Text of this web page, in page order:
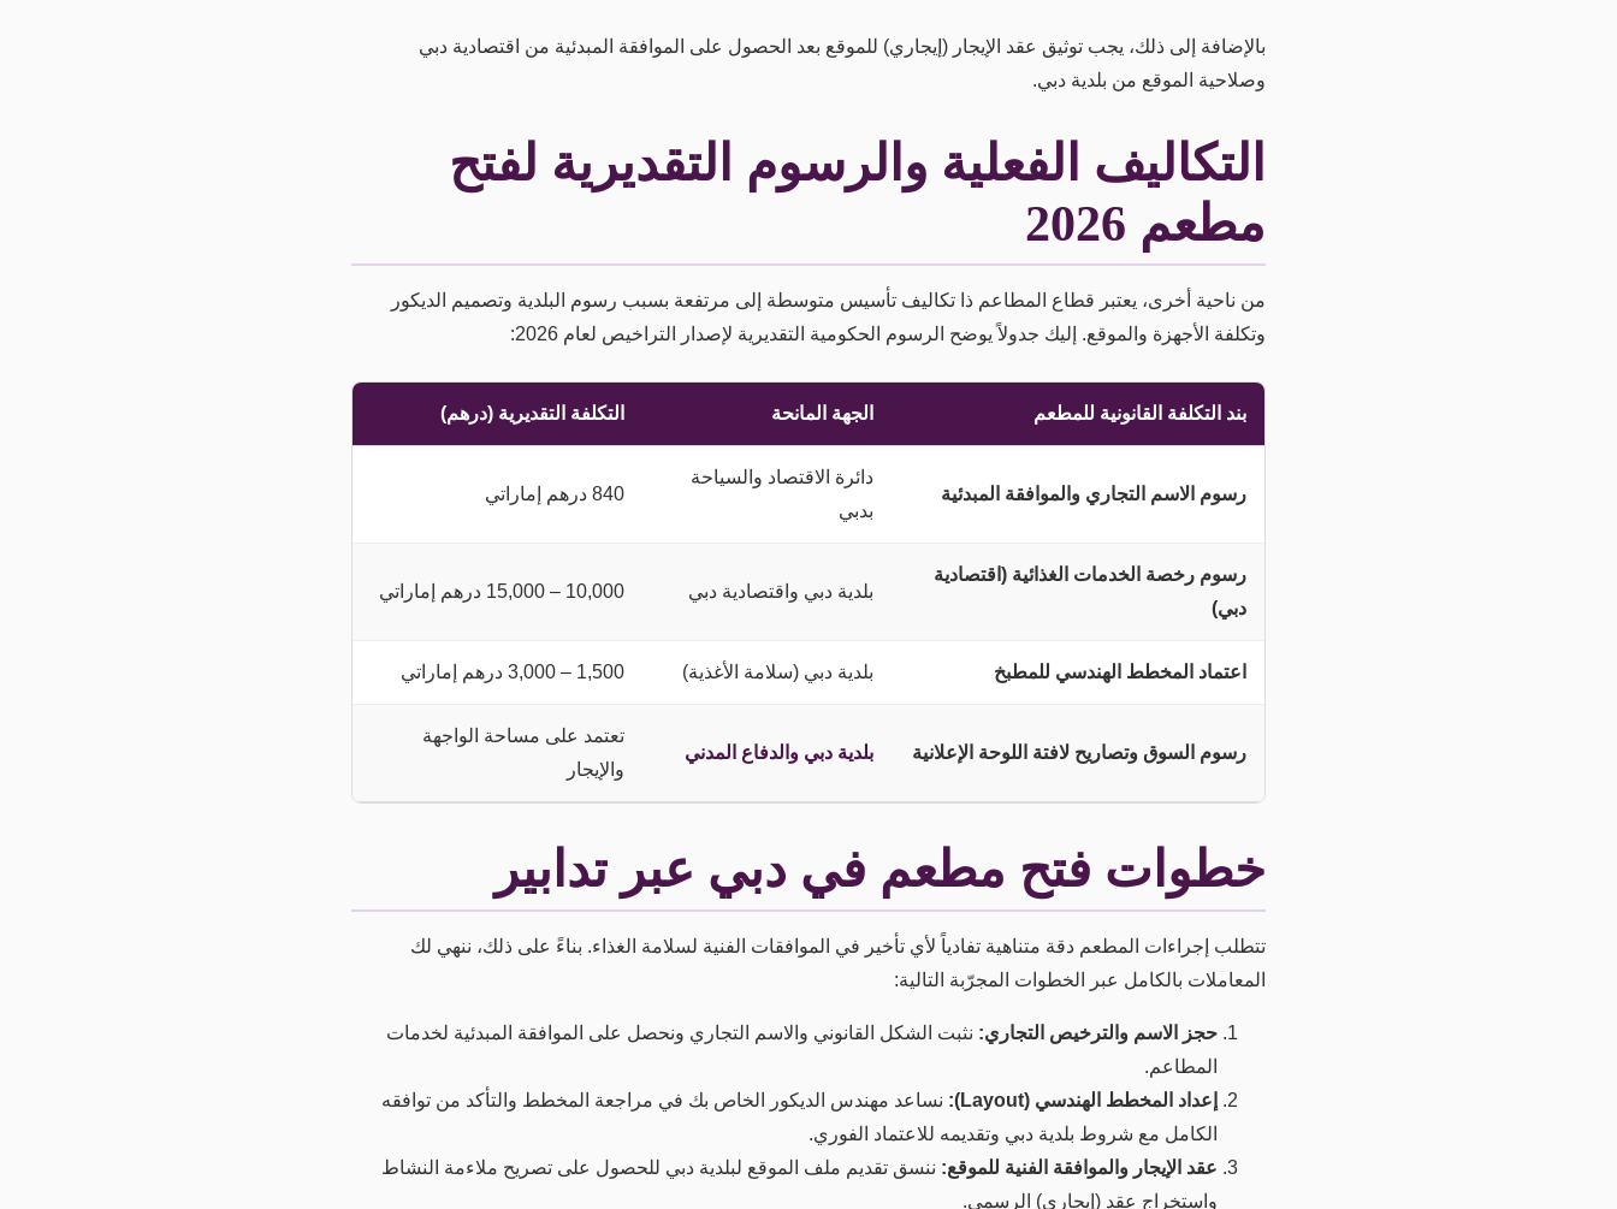
بالإضافة إلى ذلك، يجب توثيق عقد الإيجار (إيجاري) للموقع بعد الحصول على الموافقة المبدئية من اقتصادية دبي
وصلاحية الموقع من بلدية دبي.
التكاليف الفعلية والرسوم التقديرية لفتح
مطعم 2026
من ناحية أخرى، يعتبر قطاع المطاعم ذا تكاليف تأسيس متوسطة إلى مرتفعة بسبب رسوم البلدية وتصميم الديكور
وتكلفة الأجهزة والموقع. إليك جدولاً يوضح الرسوم الحكومية التقديرية لإصدار التراخيص لعام 2026:
بند التكلفة القانونية للمطعم الجهة المانحة التكلفة التقديرية (درهم)
رسوم الاسم التجاري والموافقة المبدئية
دائرة الاقتصاد والسياحة
بدبي
840 درهم إماراتي
رسوم رخصة الخدمات الغذائية (اقتصادية
دبي)
بلدية دبي واقتصادية دبي 10,000 – 15,000 درهم إماراتي
اعتماد المخطط الهندسي للمطبخ بلدية دبي (سلامة الأغذية) 1,500 – 3,000 درهم إماراتي
رسوم السوق وتصاريح لافتة اللوحة الإعلانية بلدية دبي والدفاع المدني
تعتمد على مساحة الواجهة
والإيجار
خطوات فتح مطعم في دبي عبر تدابير
تتطلب إجراءات المطعم دقة متناهية تفادياً لأي تأخير في الموافقات الفنية لسلامة الغذاء. بناءً على ذلك، ننهي لك
المعاملات بالكامل عبر الخطوات المجرّبة التالية:
حجز الاسم والترخيص التجاري: نثبت الشكل القانوني والاسم التجاري ونحصل على الموافقة المبدئية لخدمات
المطاعم.
إعداد المخطط الهندسي (Layout):
نساعد مهندس الديكور الخاص بك في مراجعة المخطط والتأكد من توافقه
الكامل مع شروط بلدية دبي وتقديمه للاعتماد الفوري.
عقد الإيجار والموافقة الفنية للموقع: ننسق تقديم ملف الموقع لبلدية دبي للحصول على تصريح ملاءمة النشاط
واستخراج عقد (إيجاري) الرسمي.